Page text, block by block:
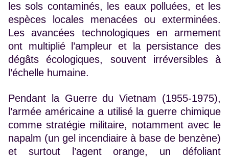
les sols contaminés, les eaux polluées, et les
espèces locales menacées ou exterminées.
Les avancées technologiques en armement
ont multiplié l’ampleur et la persistance des
dégâts écologiques, souvent irréversibles à
l’échelle humaine.
Pendant la Guerre du Vietnam (1955-1975),
l’armée américaine a utilisé la guerre chimique
comme stratégie militaire, notamment avec le
napalm (un gel incendiaire à base de benzène)
et surtout l’agent orange, un défoliant